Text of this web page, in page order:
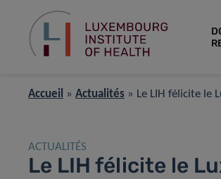
Accueil » Actualités » Le LIH félicite le
ACTUALITÉS
Le LIH félicite le